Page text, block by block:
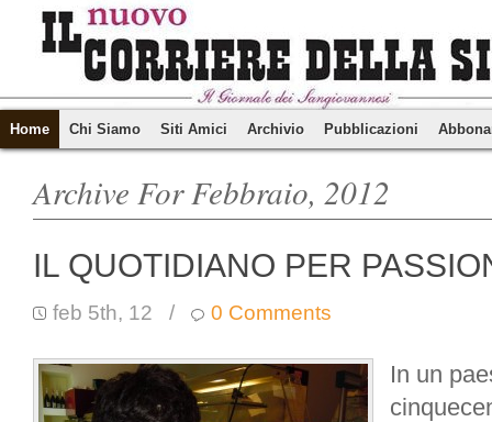
Home Chi Siamo Siti Amici Archivio Pubblicazioni
Archive For Febbraio, 2012
IL QUOTIDIANO PER
feb 5th, 12 / 0 Comments
In un